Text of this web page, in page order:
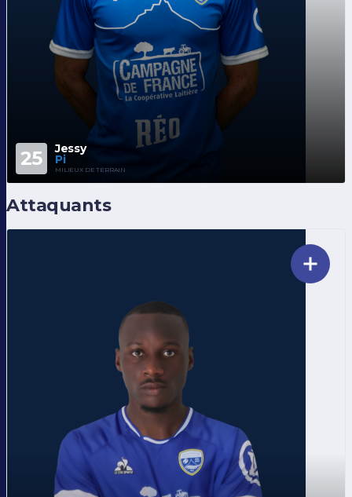
25 Jessy
Pi
MILIEUX DE TERRAIN
Attaquants